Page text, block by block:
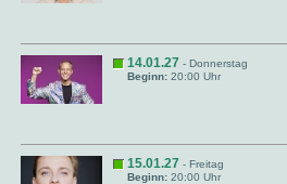
14.01.27 - Donnerstag
Beginn: 20:00 Uhr
15.01.27 - Freitag
Beginn: 20:00 Uhr